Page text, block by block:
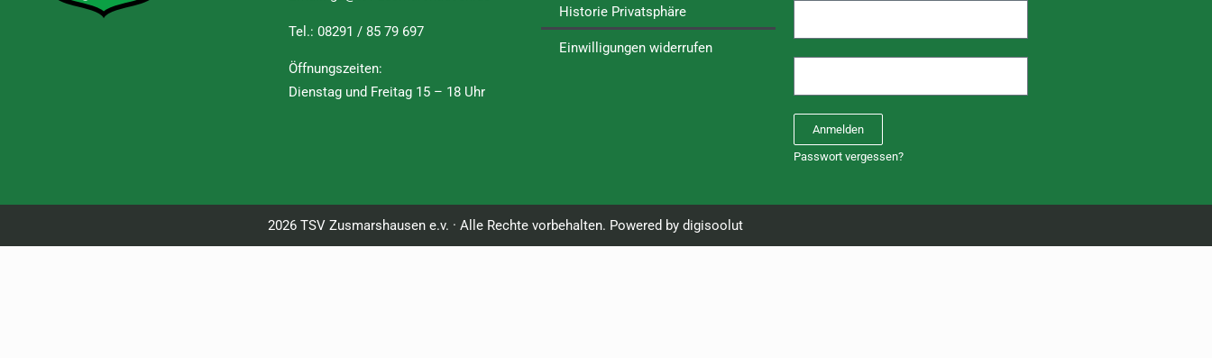
Tel.: 08291 / 85 79 697
Öffnungszeiten:
Dienstag und Freitag 15 – 18 Uhr
Historie Privatsphäre
Einwilligungen widerrufen
Anmelden
Passwort vergessen?
2026 TSV Zusmarshausen e.v. · Alle Rechte vorbehalten. Powered by digisoolut